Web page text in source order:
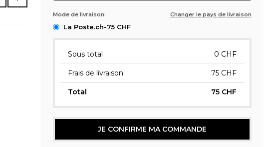
Mode de livraison: Changer le pays de livraison
La Poste.ch-75 CHF
Sous total 0 CHF
Frais de livraison 75 CHF
Total 75 CHF
JE CONFIRME MA COMMANDE